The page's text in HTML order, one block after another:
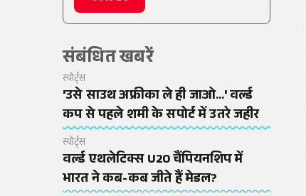
संबंधित खबरें
स्पोर्ट्स
'उसे साउथ अफ्रीका ले ही जाओ...' वर्ल्ड
कप से पहले शमी के सपोर्ट में उतरे जहीर
स्पोर्ट्स
वर्ल्ड एथलेटिक्स U20 चैंपियनशिप में
भारत ने कब-कब जीते हैं मेडल?